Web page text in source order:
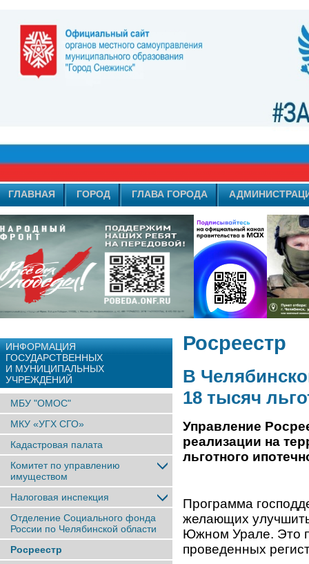
ГЛАВНАЯ ГОРОД ГЛАВА ГОРОДА
ИНФОРМАЦИЯ
ГОСУДАРСТВЕННЫХ
И МУНИЦИПАЛЬНЫХ
УЧРЕЖДЕНИЙ
МБУ "ОМОС"
МКУ «УГХ СГО»
Кадастровая палата
Комитет по управлению
имуществом
Налоговая инспекция
Отделение Социального фонда
России по Челябинской области
Росреестр
Росреестр
В
18 тысяч
Управление
реализации на
льготного
Программа
желающих
Южном Урале. Это
проведенных